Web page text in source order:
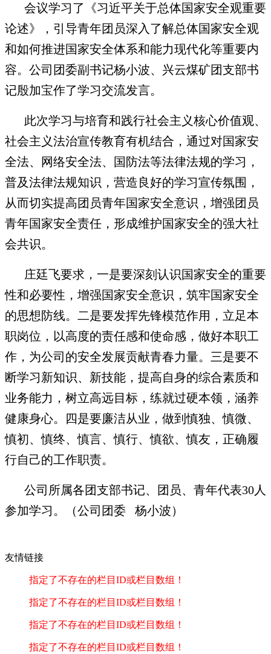
会议学习了《习近平关于总体国家安全观重要
论述》，引导青年团员深入了解总体国家安全观
和如何推进国家安全体系和能力现代化等重要内
容。公司团委副书记杨小波、兴云煤矿团支部书
记殷加宝作了学习交流发言。
此次学习与培育和践行社会主义核心价值观、
社会主义法治宣传教育有机结合，通过对国家安
全法、网络安全法、国防法等法律法规的学习，
普及法律法规知识，营造良好的学习宣传氛围，
从而切实提高团员青年国家安全意识，增强团员
青年国家安全责任，形成维护国家安全的强大社
会共识。
庄廷飞要求，一是要深刻认识国家安全的重要
性和必要性，增强国家安全意识，筑牢国家安全
的思想防线。二是要发挥先锋模范作用，立足本
职岗位，以高度的责任感和使命感，做好本职工
作，为公司的安全发展贡献青春力量。三是要不
断学习新知识、新技能，提高自身的综合素质和
业务能力，树立高远目标，练就过硬本领，涵养
健康身心。四是要廉洁从业，做到慎独、慎微、
慎初、慎终、慎言、慎行、慎欲、慎友，正确履
行自己的工作职责。
公司所属各团支部书记、团员、青年代表30人
参加学习。（公司团委 杨小波）
友情链接
指定了不存在的栏目ID或栏目数组！
指定了不存在的栏目ID或栏目数组！
指定了不存在的栏目ID或栏目数组！
指定了不存在的栏目ID或栏目数组！